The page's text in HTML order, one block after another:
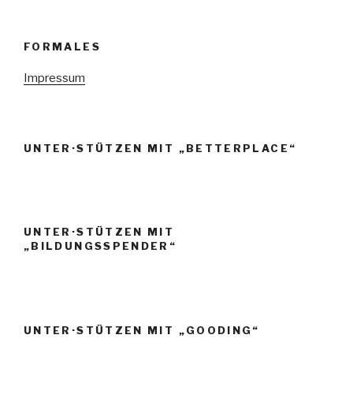
FORMALES
Impressum
UNTER·STÜTZEN MIT „BETTERPLACE“
UNTER·STÜTZEN MIT
„BILDUNGSSPENDER“
UNTER·STÜTZEN MIT „GOODING“